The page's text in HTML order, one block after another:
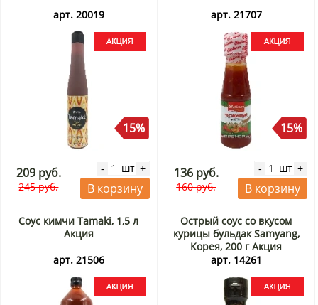
арт. 20019
15%
209 руб.
245 руб.
- шт +
В корзину
арт. 21707
15%
136 руб.
160 руб.
- шт +
В корзину
Соус кимчи Tamaki, 1,5 л
Акция
арт. 21506
Острый соус со вкусом
курицы бульдак Samyang,
Корея, 200 г Акция
арт. 14261